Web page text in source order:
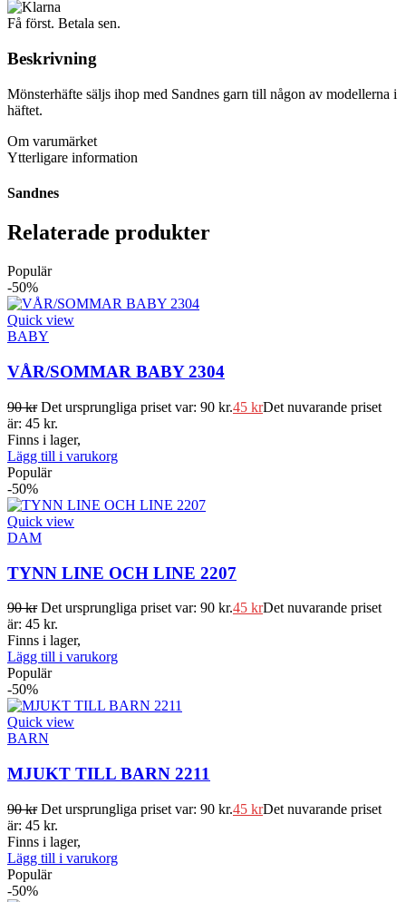
Få först. Betala sen.
Beskrivning
Mönsterhäfte säljs ihop med Sandnes garn till någon av modellerna i
häftet.
Om varumärket
Ytterligare information
Sandnes
Relaterade produkter
Populär
-50%
Quick view
BABY
VÅR/SOMMAR BABY 2304
90kr Det ursprungliga priset var: 90 kr.45 krDet nuvarande priset
är: 45 kr.
Finns i lager,
Lägg till i varukorg
Populär
-50%
Quick view
DAM
TYNN LINE OCH LINE 2207
90kr Det ursprungliga priset var: 90 kr.45 krDet nuvarande priset
är: 45 kr.
Finns i lager,
Lägg till i varukorg
Populär
-50%
Quick view
BARN
MJUKT TILL BARN 2211
90kr Det ursprungliga priset var: 90 kr.45 krDet nuvarande priset
är: 45 kr.
Finns i lager,
Lägg till i varukorg
Populär
-50%